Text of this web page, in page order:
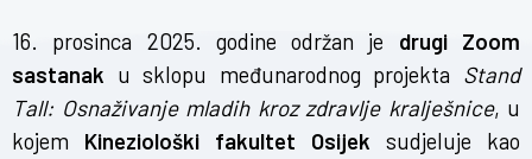
16. prosinca 2025. godine održan je drugi Zoom
sastanak u sklopu međunarodnog projekta Stand
Tall: Osnaživanje mladih kroz zdravlje kralješnice, u
kojem Kineziološki fakultet Osijek sudjeluje kao